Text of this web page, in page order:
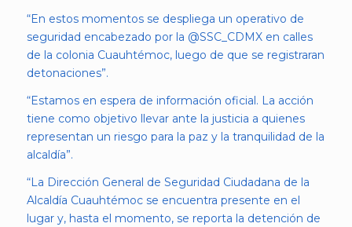
“En estos momentos se despliega un operativo de
seguridad encabezado por la @SSC_CDMX en calles
de la colonia Cuauhtémoc, luego de que se registraran
detonaciones”.
“Estamos en espera de información oficial. La acción
tiene como objetivo llevar ante la justicia a quienes
representan un riesgo para la paz y la tranquilidad de la
alcaldía”.
“La Dirección General de Seguridad Ciudadana de la
Alcaldía Cuauhtémoc se encuentra presente en el
lugar y, hasta el momento, se reporta la detención de